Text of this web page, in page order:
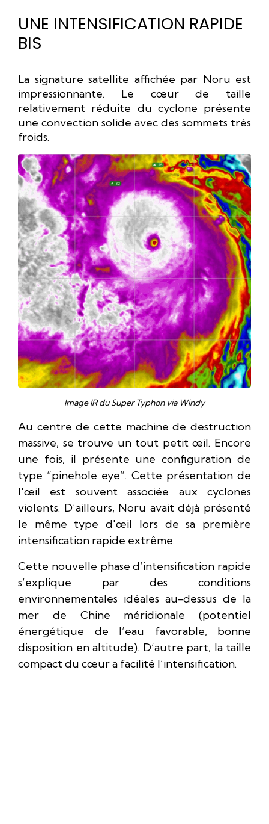
UNE INTENSIFICATION RAPIDE
BIS
La signature satellite affichée par Noru est
impressionnante. Le cœur de taille
relativement réduite du cyclone présente
une convection solide avec des sommets très
froids.
Image IR du Super Typhon via Windy
Au centre de cette machine de destruction
massive, se trouve un tout petit œil. Encore
une fois, il présente une configuration de
type “pinehole eye”. Cette présentation de
l'œil est souvent associée aux cyclones
violents. D’ailleurs, Noru avait déjà présenté
le même type d'œil lors de sa première
intensification rapide extrême.
Cette nouvelle phase d’intensification rapide
s’explique par des conditions
environnementales idéales au-dessus de la
mer de Chine méridionale (potentiel
énergétique de l’eau favorable, bonne
disposition en altitude). D’autre part, la taille
compact du cœur a facilité l’intensification.